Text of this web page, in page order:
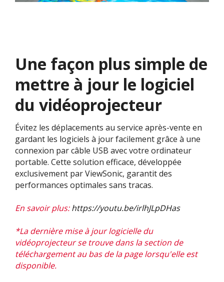
Une façon plus simple de
mettre à jour le logiciel
du vidéoprojecteur
Évitez les déplacements au service après-vente en
gardant les logiciels à jour facilement grâce à une
connexion par câble USB avec votre ordinateur
portable. Cette solution efficace, développée
exclusivement par ViewSonic, garantit des
performances optimales sans tracas.
En savoir plus:https://youtu.be/irlhJLpDHas
*La dernière mise à jour logicielle du
vidéoprojecteur se trouve dans la section de
téléchargement au bas de la page lorsqu'elle est
disponible.